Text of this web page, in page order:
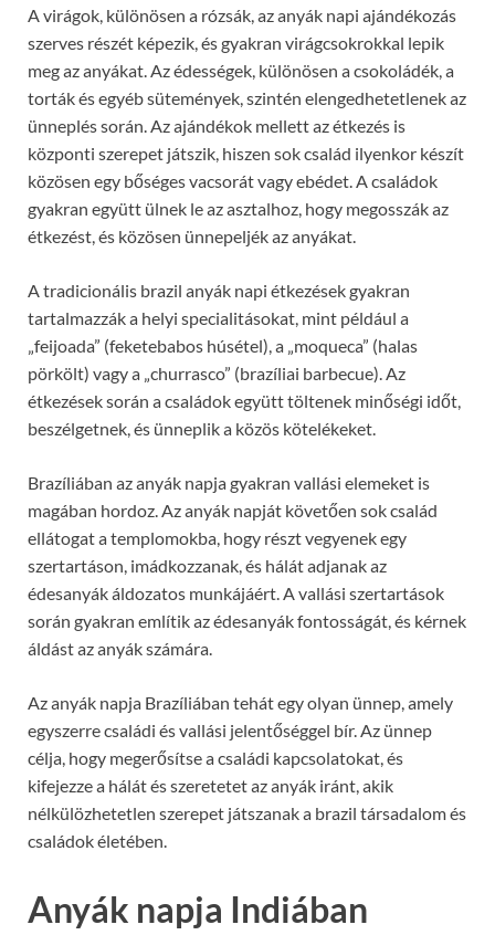
A virágok, különösen a rózsák, az anyák napi ajándékozás
szerves részét képezik, és gyakran virágcsokrokkal lepik
meg az anyákat. Az édességek, különösen a csokoládék, a
torták és egyéb sütemények, szintén elengedhetetlenek az
ünneplés során. Az ajándékok mellett az étkezés is
központi szerepet játszik, hiszen sok család ilyenkor készít
közösen egy bőséges vacsorát vagy ebédet. A családok
gyakran együtt ülnek le az asztalhoz, hogy megosszák az
étkezést, és közösen ünnepeljék az anyákat.
A tradicionális brazil anyák napi étkezések gyakran
tartalmazzák a helyi specialitásokat, mint például a
„feijoada” (feketebabos húsétel), a „moqueca” (halas
pörkölt) vagy a „churrasco” (brazíliai barbecue). Az
étkezések során a családok együtt töltenek minőségi időt,
beszélgetnek, és ünneplik a közös kötelékeket.
Brazíliában az anyák napja gyakran vallási elemeket is
magában hordoz. Az anyák napját követően sok család
ellátogat a templomokba, hogy részt vegyenek egy
szertartáson, imádkozzanak, és hálát adjanak az
édesanyák áldozatos munkájáért. A vallási szertartások
során gyakran említik az édesanyák fontosságát, és kérnek
áldást az anyák számára.
Az anyák napja Brazíliában tehát egy olyan ünnep, amely
egyszerre családi és vallási jelentőséggel bír. Az ünnep
célja, hogy megerősítse a családi kapcsolatokat, és
kifejezze a hálát és szeretetet az anyák iránt, akik
nélkülözhetetlen szerepet játszanak a brazil társadalom és
családok életében.
Anyák napja Indiában